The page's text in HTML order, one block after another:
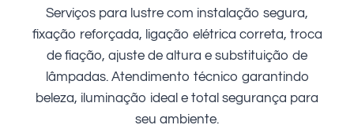
Serviços para lustre com instalação segura,
fixação reforçada, ligação elétrica correta, troca
de fiação, ajuste de altura e substituição de
lâmpadas. Atendimento técnico garantindo
beleza, iluminação ideal e total segurança para
seu ambiente.